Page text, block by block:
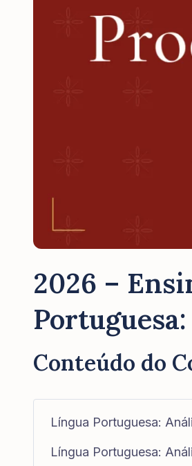
2026 –
Conteúdo do
Língua Portuguesa:
Língua Portuguesa: